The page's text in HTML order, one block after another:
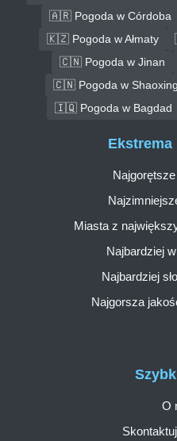
🇦🇷 Pogoda w Córdoba
🇰🇿 Pogoda w Ałmaty
🇨🇳 Pogoda w Jinan
🇨🇳 Pogoda w Shaoxing
🇮🇶 Pogoda w Bagdad
O
Miasta z
Najbardziej
Najbardziej
Najgorsza